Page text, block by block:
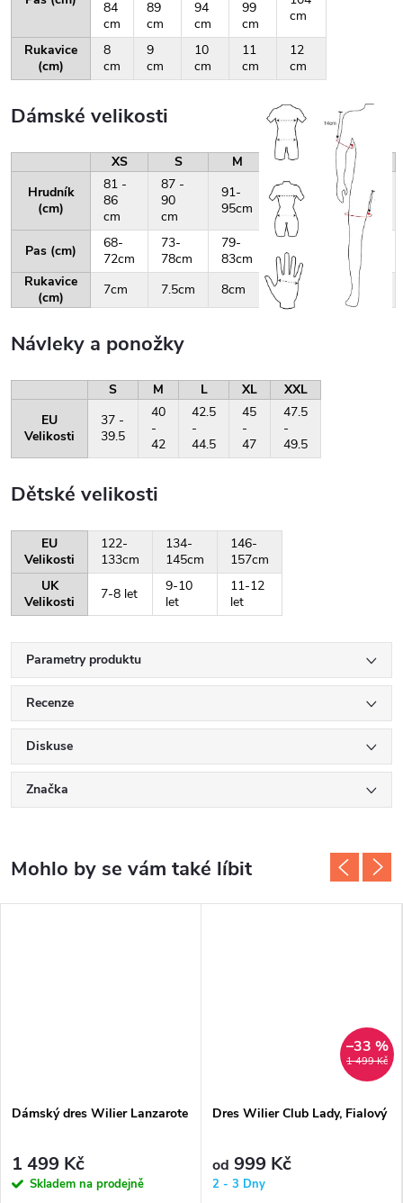
84
cm
89
cm
94
cm
99
cm
cm
Rukavice
(cm)
8
cm
9
cm
10
cm
11
cm
12
cm
Dámské velikosti
XS S M L
XL
Hrudník
(cm)
81 -
86
cm
87 -
90
cm
91-
95cm
96-
100cm
101-
105cm
Pas (cm)
68-
72cm
73-
78cm
79-
83cm
84-
87cm
88-
92cm
Rukavice
(cm)
7cm 7.5cm 8cm 8.5cm 9cm
Návleky a ponožky
S M L XL
XXL
EU
Velikosti
37 -
39.5
40
-
42
42.5
-
44.5
45
-
47
47.5
-
49.5
Dětské velikosti
EU
Velikosti
122-
133cm
134-
145cm
146-
157cm
UK
Velikosti
7-8 let
9-10
let
11-12
let
Parametry produktu
Recenze
Diskuse
Značka
Dámský dres Wilier Lanzarote
1 499 Kč
Skladem na prodejně
1 499 Kč
–33 %
Dres Wilier Club Lady, Fialový
od 999 Kč
2 - 3 Dny